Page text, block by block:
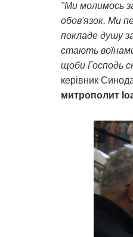
"Ми молимось
обов'язок. Ми
покладе душу
стають
щоби Господь
керівник
митрополит